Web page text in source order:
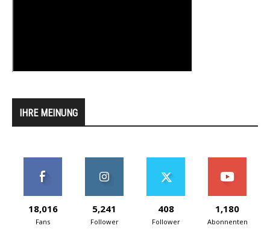
IHRE MEINUNG
18,016
Fans
5,241
Follower
408
Follower
1,180
Abonnenten